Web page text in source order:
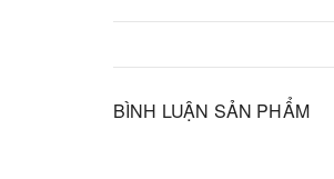
BÌNH LUẬN SẢN PHẨM